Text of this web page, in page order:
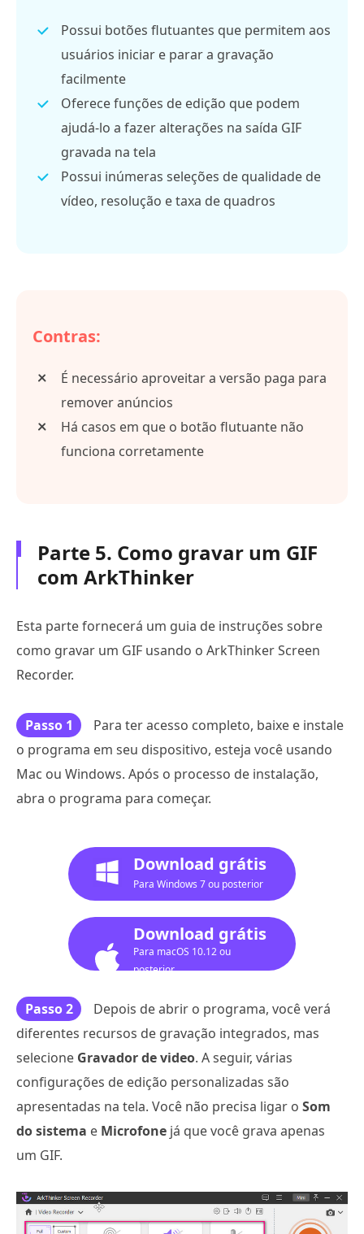
Possui botões flutuantes que permitem aos
usuários iniciar e parar a gravação
facilmente
Oferece funções de edição que podem
ajudá-lo a fazer alterações na saída GIF
gravada na tela
Possui inúmeras seleções de qualidade de
vídeo, resolução e taxa de quadros
Contras:
É necessário aproveitar a versão paga para
remover anúncios
Há casos em que o botão flutuante não
funciona corretamente
Parte 5. Como gravar um GIF
com ArkThinker
Esta parte fornecerá um guia de instruções sobre
como gravar um GIF usando o ArkThinker Screen
Recorder.
Passo 1
Para ter acesso completo, baixe e instale
o programa em seu dispositivo, esteja você usando
Mac ou Windows. Após o processo de instalação,
abra o programa para começar.
Download grátis
Para Windows 7 ou posterior
Download grátis
Para macOS 10.12 ou
posterior
Passo 2
Depois de abrir o programa, você verá
diferentes recursos de gravação integrados, mas
selecione Gravador de video. A seguir, várias
configurações de edição personalizadas são
apresentadas na tela. Você não precisa ligar o Som
do sistema e Microfone já que você grava apenas
um GIF.